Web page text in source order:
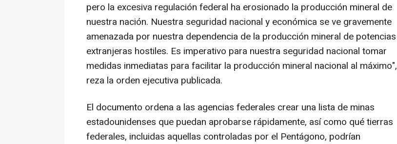
pero la excesiva regulación federal ha erosionado la producción mineral de
nuestra nación. Nuestra seguridad nacional y económica se ve gravemente
amenazada por nuestra dependencia de la producción mineral de potencias
extranjeras hostiles. Es imperativo para nuestra seguridad nacional tomar
medidas inmediatas para facilitar la producción mineral nacional al máximo",
reza la orden ejecutiva publicada.
El documento ordena a las agencias federales crear una lista de minas
estadounidenses que puedan aprobarse rápidamente, así como qué tierras
federales, incluidas aquellas controladas por el Pentágono, podrían